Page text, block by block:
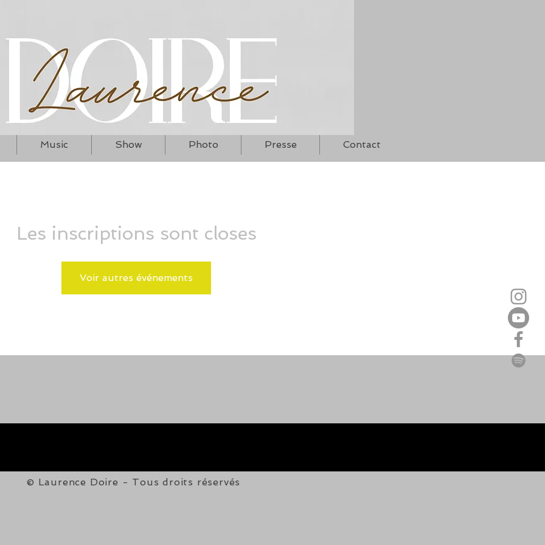
Music Show Photo Presse Contact
Les inscriptions sont closes
Voir autres événements
© Laurence Doire - Tous droits réservés